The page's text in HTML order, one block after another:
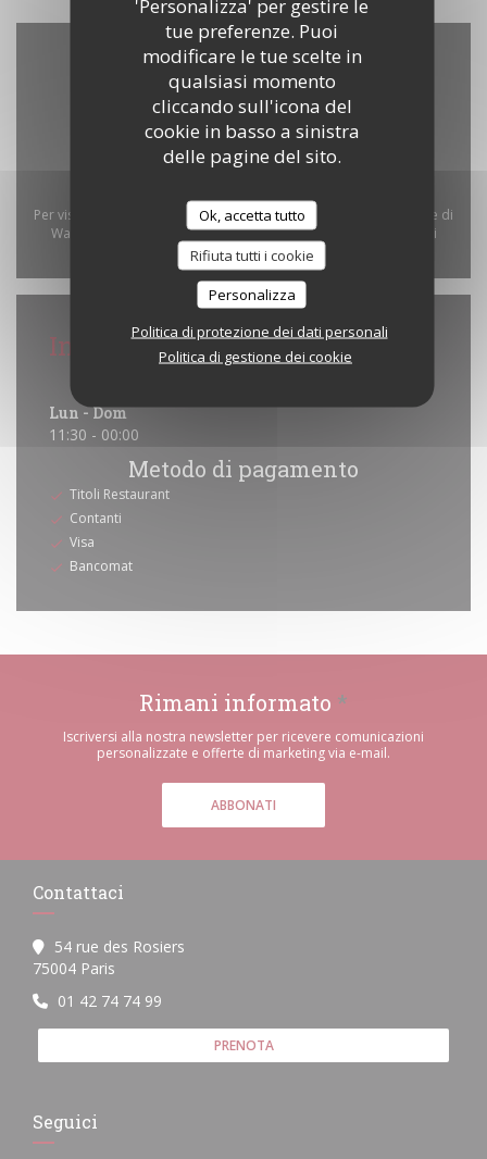
tue preferenze. Puoi
modificare le tue scelte in
qualsiasi momento
cliccando sull'icona del
cookie in basso a sinistra
delle pagine del sito.
Ok, accetta tutto
Rifiuta tutti i cookie
Personalizza
Politica di protezione dei dati personali
Politica di gestione dei cookie
Per visualizzare la mappa interattiva Waze, devi accettare i cookie di
Waze Map (Google). Questi cookie possono raccogliere dati di
navigazione e localizzazione. Consenti
Informazioni pratiche
Lun -Dom
11:30 - 00:00
Metodo di pagamento
Titoli Restaurant
Contanti
Visa
Bancomat
Rimani informato *
Iscriversi alla nostra newsletter per ricevere comunicazioni
personalizzate e offerte di marketing via e-mail.
ABBONATI
Contattaci
54 rue des Rosiers
75004 Paris
01 42 74 74 99
PRENOTA
Seguici